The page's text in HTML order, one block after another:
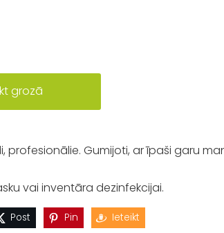
grozā
profesionālie. Gumijoti, ar īpaši garu
vai inventāra dezinfekcijai.
Post Pin Ieteikt